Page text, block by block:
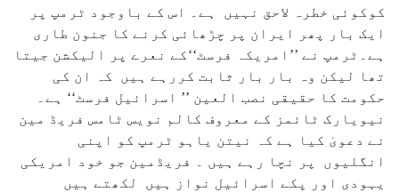
کوکوئی خطرہ لاحق نہیں ہے۔ اس کے باوجود ٹرمپ پر
ایک بار پھر ایران پر چڑھائی کرنے کا جنون طاری
ہے۔ٹرمپ نے ’’امریکہ فرسٹ‘‘کے نعرے پر الیکشن جیتا
تھا لیکن وہ بار بار ثابت کررہے ہیں کہ ان کی
حکومت کا حقیقی نصب العین ’’ اسرائیل فرسٹ‘‘ ہے۔
نیویارک ٹائمز کے معروف کالم نویس ٹامس فریڈ مین
نے دعویٰ کیا ہے کہ نیتن یاہو ٹرمپ کو اپنی
انگلیوں پر نچا رہے ہیں ۔ فریڈمین جو خود امریکی
یہودی اور پکے اسرائیل نواز ہیں لکھتے ہیں